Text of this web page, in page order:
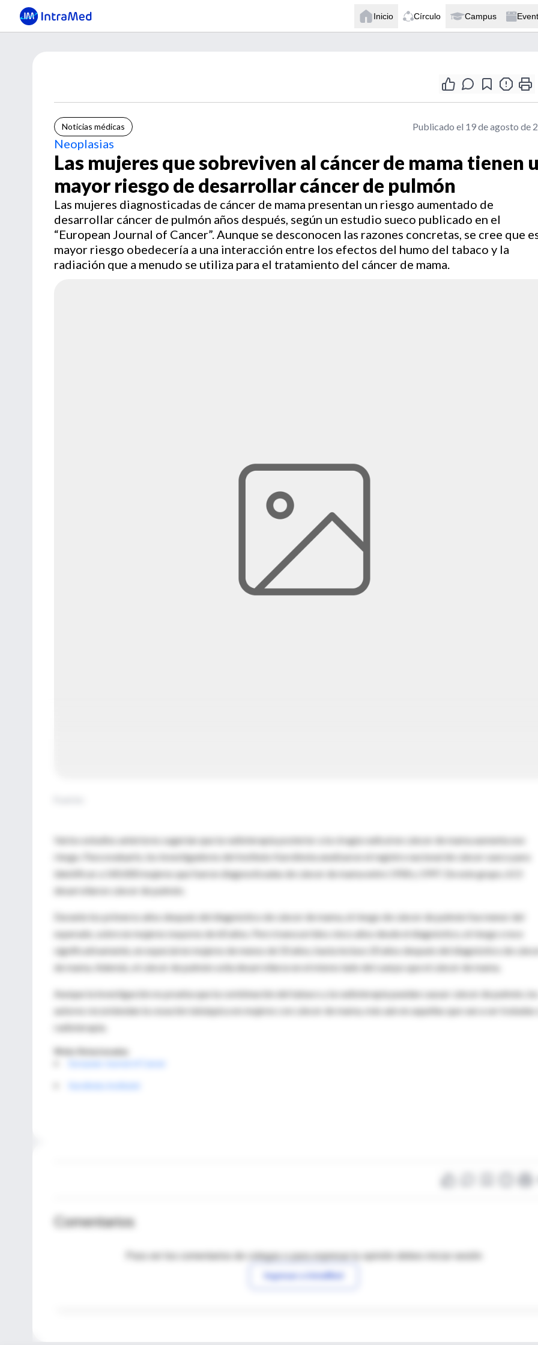
Inicio Círculo Campus
Noticias médicas Publicado el 19 de agosto de
Neoplasias
Las mujeres que sobreviven al cáncer de mama tienen
mayor riesgo de desarrollar cáncer de pulmón
Las mujeres diagnosticadas de cáncer de mama presentan un riesgo aumentado de
desarrollar cáncer de pulmón años después, según un estudio sueco publicado en el
“European Journal of Cancer”. Aunque se desconocen las razones concretas, se cree que
mayor riesgo obedecería a una interacción entre los efectos del humo del tabaco y la
radiación que a menudo se utiliza para el tratamiento del cáncer de mama.
Varios estudios anteriores sugerían que la radioterapia posterior a la cirugía radical en cáncer de mama aumenta ese
riesgo. Para evaluarlo, los investigadores del Instituto Karolinska analizaron el registro nacional de cáncer sueco para
identificar a 140.000 mujeres que fueron diagnosticadas de cáncer de mama entre 1958 y 1997. De este grupo, 613
desarrollaron cáncer de pulmón.
Durante los primeros años después del diagnóstico de cáncer de mama, el riesgo de cáncer de pulmón fue menor del
esperado, sobre en mujeres mayores de 60 años. Pero transcurridos cinco años desde el diagnóstico, el riesgo crece
significativamente, en especial en mujeres de menos de 50 años, hasta incluso 20 años después del diagnóstico de
de mama. Además, el cáncer de pulmón solía desarrollarse en el mismo lado del cuerpo que el cáncer de mama.
Aunque la investigación no prueba que la combinación del tabaco y la radioterapia puedan causar cáncer de pulmón, los
autores recomiendan la cesación tabáquica en mujeres con cáncer de mama, más aún en aquellas que van a ser tratadas
radioterapia.
Webs Relacionadas
Comentarios
Para ver los comentarios de colegas o para expresar tu opinión debes iniciar sesión
Ingresar a IntraMed